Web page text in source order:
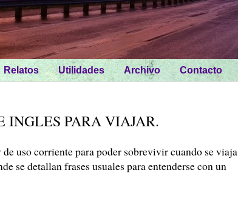
Relatos Utilidades Archivo Contacto
INGLES PARA VIAJAR.
uso corriente para poder sobrevivir cuando se viaja
se detallan frases usuales para entenderse con un